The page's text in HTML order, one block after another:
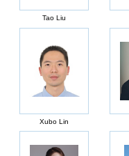
Tao Liu
Xubo Lin